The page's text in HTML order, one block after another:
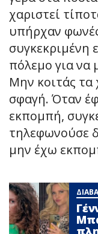
χαριστεί
υπήρχαν
συγκεκριμένη
πόλεμο για να
Μην κοιτάς τα
σφαγή. Όταν
εκπομπή,
τηλεφωνούσε
μην έχω